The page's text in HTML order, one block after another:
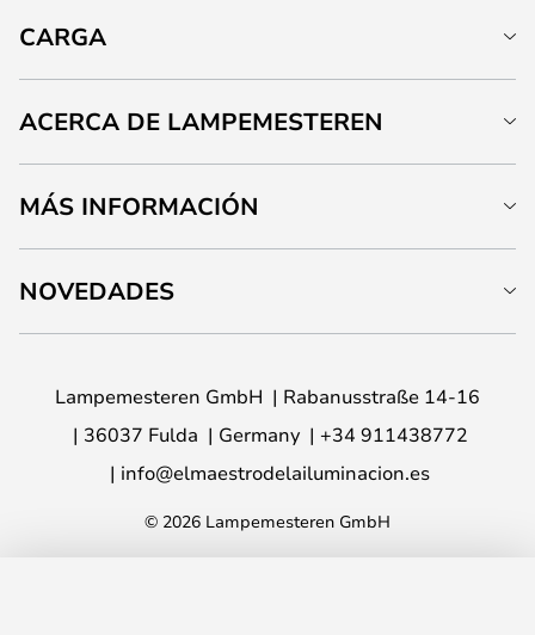
CARGA
ACERCA DE LAMPEMESTEREN
MÁS INFORMACIÓN
NOVEDADES
Lampemesteren GmbH
Rabanusstraße 14-16
36037 Fulda
Germany
+34 911438772
info@elmaestrodelailuminacion.es
© 2026 Lampemesteren GmbH